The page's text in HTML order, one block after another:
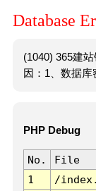
Database
(1040) 365建
因：1、数据库
PHP Debug
No. File
1
/